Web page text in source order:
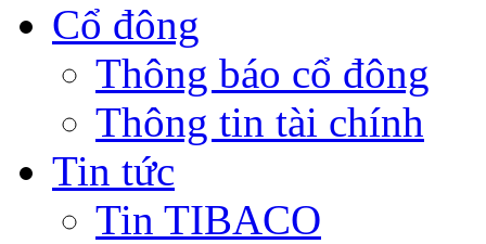
Cổ đông
Thông báo cổ đông
Thông tin tài chính
Tin tức
Tin TIBACO